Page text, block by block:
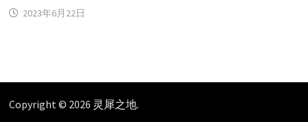
2023年6月22日
Copyright © 2026 灵犀之地.